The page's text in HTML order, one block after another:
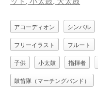
アコーディオン シンバル
フリーイラスト フルート
子供 小太鼓 指揮者
鼓笛隊（マーチングバンド）